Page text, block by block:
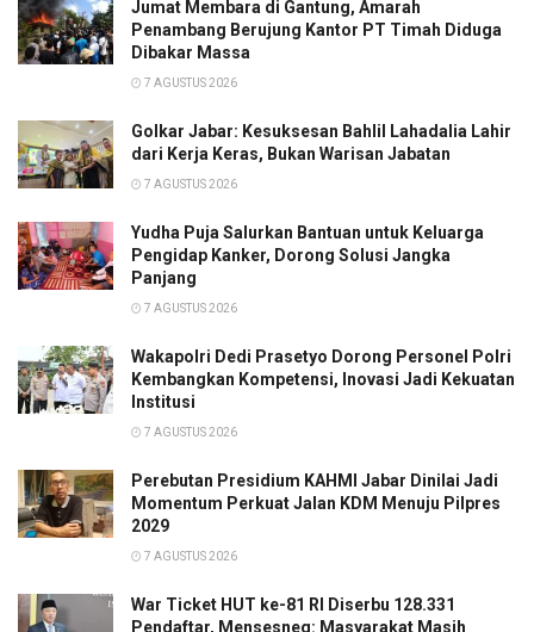
Jumat Membara di Gantung, Amarah
Penambang Berujung Kantor PT Timah Diduga
Dibakar Massa
7 AGUSTUS 2026
Golkar Jabar: Kesuksesan Bahlil Lahadalia Lahir
dari Kerja Keras, Bukan Warisan Jabatan
7 AGUSTUS 2026
Yudha Puja Salurkan Bantuan untuk Keluarga
Pengidap Kanker, Dorong Solusi Jangka
Panjang
7 AGUSTUS 2026
Wakapolri Dedi Prasetyo Dorong Personel Polri
Kembangkan Kompetensi, Inovasi Jadi Kekuatan
Institusi
7 AGUSTUS 2026
Perebutan Presidium KAHMI Jabar Dinilai Jadi
Momentum Perkuat Jalan KDM Menuju Pilpres
2029
7 AGUSTUS 2026
War Ticket HUT ke-81 RI Diserbu 128.331
Pendaftar, Mensesneg: Masyarakat Masih